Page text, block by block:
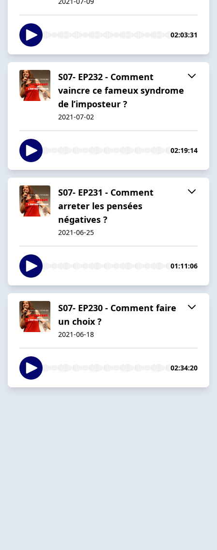
02:03:31
S07- EP232 - Comment
vaincre ce fameux syndrome
de l’imposteur ?
2021-07-02
02:19:14
S07- EP231 - Comment
arreter les pensées
négatives ?
2021-06-25
01:11:06
S07- EP230 - Comment faire
un choix ?
2021-06-18
02:34:20